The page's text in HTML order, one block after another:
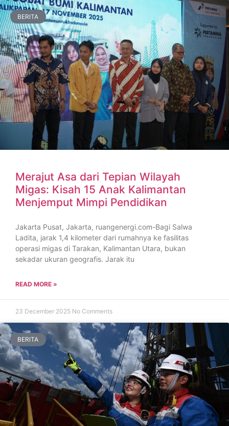
BERITA
Merajut Asa dari Tepian Wilayah
Migas: Kisah 15 Anak Kalimantan
Menjemput Mimpi Pendidikan
Jakarta Pusat, Jakarta, ruangenergi.com-Bagi Salwa
Ladita, jarak 1,4 kilometer dari rumahnya ke fasilitas
operasi migas di Tarakan, Kalimantan Utara, bukan
sekadar ukuran geografis. Jarak itu
READ MORE »
23 December 2025 No Comments
BERITA